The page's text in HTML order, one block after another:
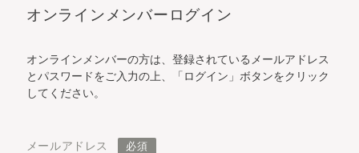
オンラインメンバーログイン
オンラインメンバーの方は、登録されているメールアドレス
とパスワードをご入力の上、「ログイン」ボタンをクリック
してください。
メールアドレス